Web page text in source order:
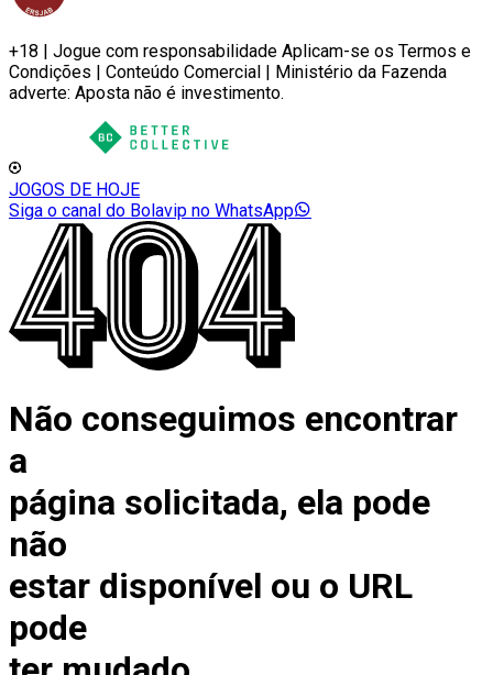
+18 | Jogue com responsabilidade Aplicam-se os Termos e
Condições | Conteúdo Comercial | Ministério da Fazenda
adverte: Aposta não é investimento.
JOGOS DE HOJE
Siga o canal do Bolavip no WhatsApp
Não conseguimos encontrar
a
página solicitada, ela pode
não
estar disponível ou o URL
pode